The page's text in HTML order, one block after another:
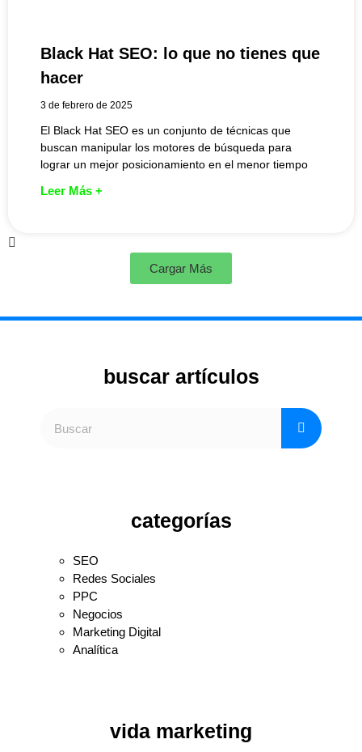
Black Hat SEO: lo que no tienes que
hacer
3 de febrero de 2025
El Black Hat SEO es un conjunto de técnicas que
buscan manipular los motores de búsqueda para
lograr un mejor posicionamiento en el menor tiempo
Leer Más +
Cargar Más
buscar artículos
categorías
SEO
Redes Sociales
PPC
Negocios
Marketing Digital
Analítica
vida marketing